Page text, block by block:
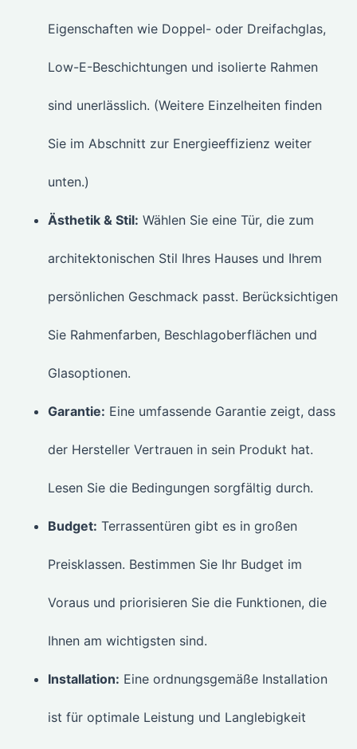
Eigenschaften wie Doppel- oder Dreifachglas,
Low-E-Beschichtungen und isolierte Rahmen
sind unerlässlich. (Weitere Einzelheiten finden
Sie im Abschnitt zur Energieeffizienz weiter
unten.)
Ästhetik & Stil: Wählen Sie eine Tür, die zum
architektonischen Stil Ihres Hauses und Ihrem
persönlichen Geschmack passt. Berücksichtigen
Sie Rahmenfarben, Beschlagoberflächen und
Glasoptionen.
Garantie: Eine umfassende Garantie zeigt, dass
der Hersteller Vertrauen in sein Produkt hat.
Lesen Sie die Bedingungen sorgfältig durch.
Budget: Terrassentüren gibt es in großen
Preisklassen. Bestimmen Sie Ihr Budget im
Voraus und priorisieren Sie die Funktionen, die
Ihnen am wichtigsten sind.
Installation: Eine ordnungsgemäße Installation
ist für optimale Leistung und Langlebigkeit